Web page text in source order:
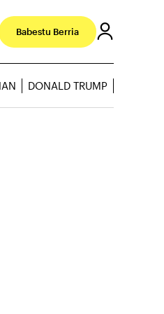
Babestu Berria
DONALD TRUMP